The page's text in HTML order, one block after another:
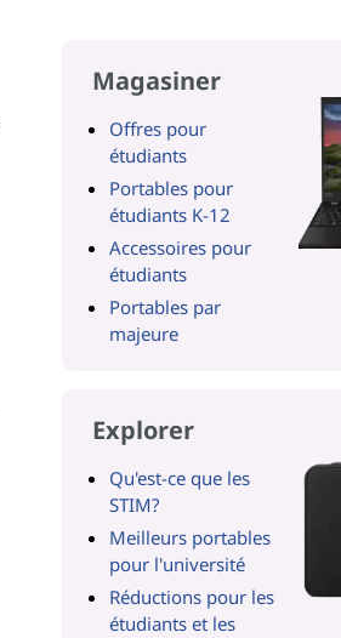
Magasiner
Offres pour
étudiants
Portables pour
étudiants K-12
Accessoires pour
étudiants
Portables par
majeure
Explorer
Qu'est-ce que les
STIM?
Meilleurs portables
pour l'université
Réductions pour les
étudiants et les